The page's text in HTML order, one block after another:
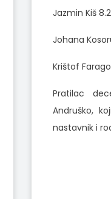
Jazmin Kiš
Johana
Krištof
Pratilac
Andruško,
nastavnik i